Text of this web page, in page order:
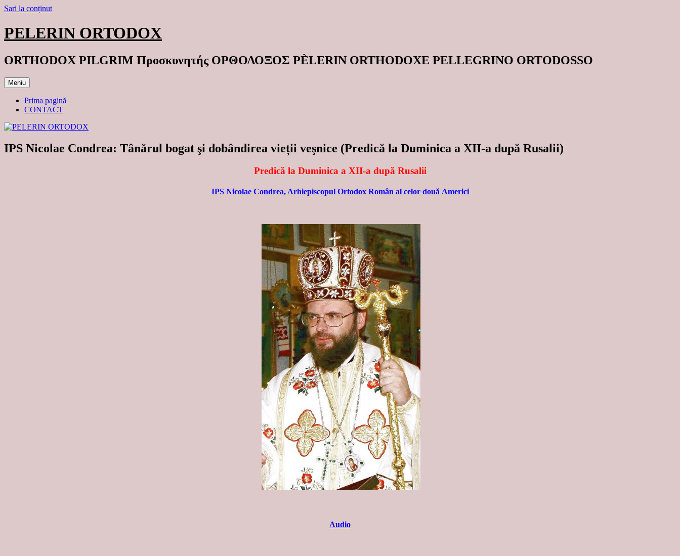
Sari la conținut
PELERIN ORTODOX
ORTHODOX PILGRIM Προσκυνητής ΟΡΘΟΔΟΞΟΣ PÈLERIN ORTHODOXE PELLEGRINO ORTODOSSO
Meniu
Prima pagină
CONTACT
IPS Nicolae Condrea: Tânărul bogat şi dobândirea vieții veşnice (Predică la Duminica a XII-a după Rusalii)
Predică la Duminica a XII-a după Rusalii
IPS Nicolae Condrea, Arhiepiscopul Ortodox Român al celor două Americi
Audio